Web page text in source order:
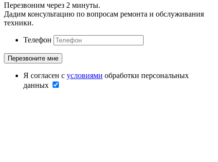
Перезвоним через 2 минуты.
Дадим консультацию по вопросам ремонта и обслуживания
техники.
Телефон
Я согласен с условиями обработки персональных
данных